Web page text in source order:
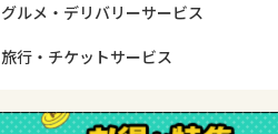
グルメ・デリバリーサービス
旅行・チケットサービス